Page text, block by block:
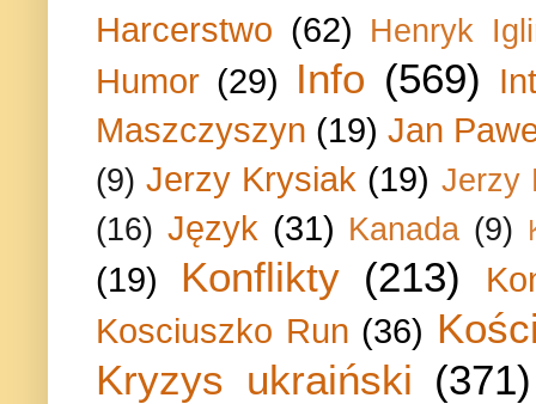
Harcerstwo (62) Henryk
Humor (29) Info (569)
Maszczyszyn (19) Jan
(9) Jerzy Krysiak (19) Jerzy
(16) Język (31) Kanada (9)
(19) Konflikty (213)
Kosciuszko Run (36)
Kryzys ukraiński (371)